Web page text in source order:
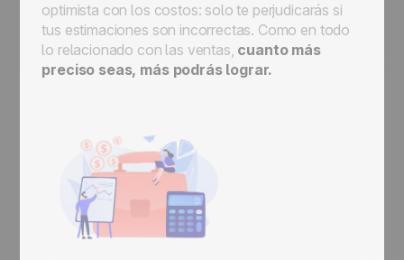
optimista con los costos: solo te perjudicarás si
tus estimaciones son incorrectas. Como en todo
lo relacionado con las ventas, cuanto más
preciso seas, más podrás lograr.